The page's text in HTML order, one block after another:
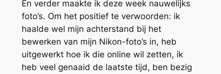
En verder maakte ik deze week nauwelijks
foto’s. Om het positief te verwoorden: ik
haalde wel mijn achterstand bij het
bewerken van mijn Nikon-foto’s in, heb
uitgewerkt hoe ik die online wil zetten, ik
heb veel genaaid de laatste tijd, ben bezig